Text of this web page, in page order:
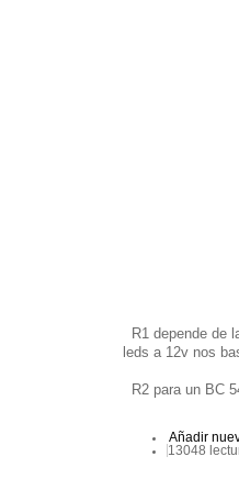
R1 depende de
leds a 12v nos
R2 para un BC
Añadir
13048